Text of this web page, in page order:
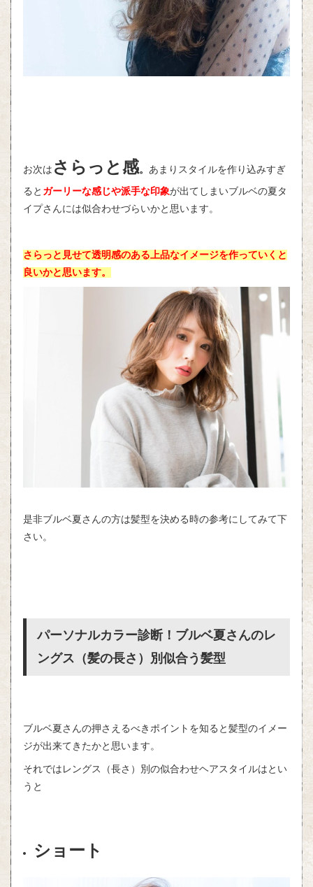
お次は さらっと感。 あまりスタイルを作り込みすぎ
ると ガーリーな感じや派手な印象が出てしまいブルベの夏タ
イプさんには似合わせづらいかと思います。
さらっと見せて透明感のある上品なイメージを作っていくと
良いかと思います。
是非ブルベ夏さんの方は髪型を決める時の参考にしてみて下
さい。
パーソナルカラー診断！ブルベ夏さんのレ
ングス（髪の長さ）別似合う髪型
ブルベ夏さんの押さえるべきポイントを知ると髪型のイメー
ジが出来てきたかと思います。
それではレングス（長さ）別の似合わせヘアスタイルはとい
うと
ショート